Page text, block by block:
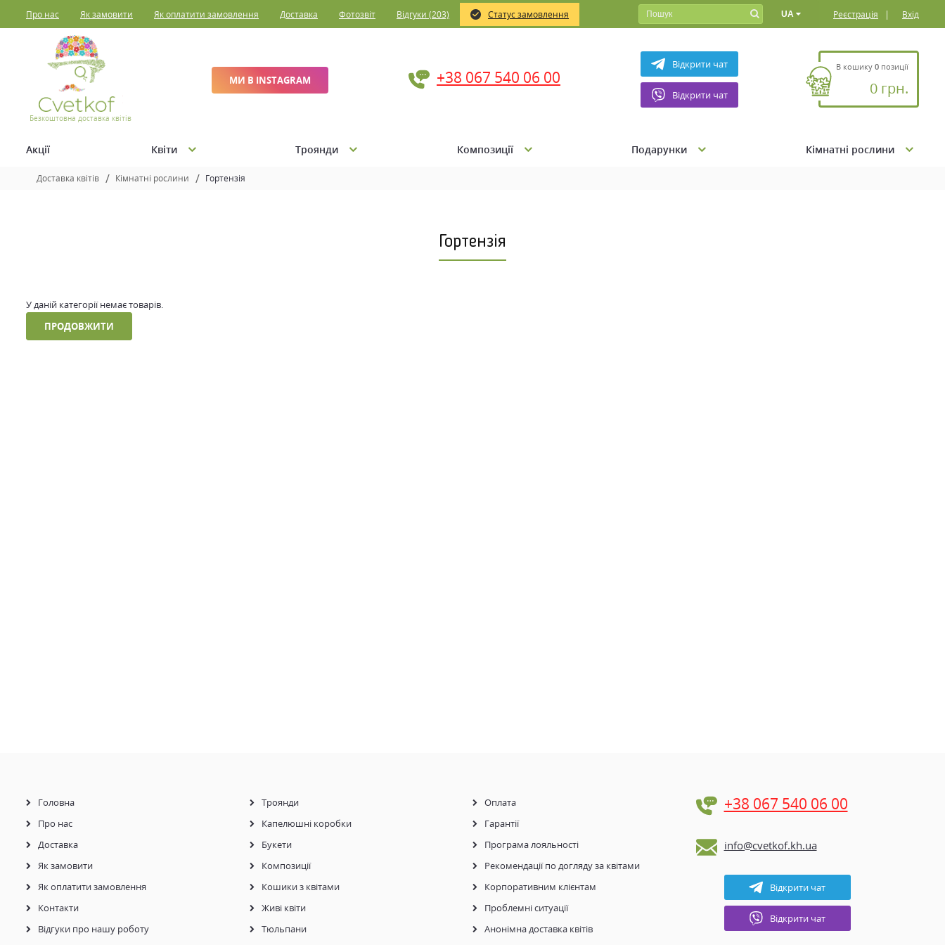
Про нас Як замовити Як оплатити замовлення Доставка Фотозвіт Відгуки (203) Статус замовлення UA Реєстрація | Вхід
Безкоштовна доставка квітів
МИ В INSTAGRAM +38 067 540 06 00
Відкрити чат
Відкрити чат
В кошику 0 позиції
0 грн.
Акції Квіти Троянди Композиції Подарунки Кімнатні рослини
Доставка квітів Кімнатні рослини Гортензія
Гортензія
У даній категорії немає товарів.
ПРОДОВЖИТИ
Головна
Про нас
Доставка
Як замовити
Як оплатити замовлення
Контакти
Відгуки про нашу роботу
Троянди
Капелюшні коробки
Букети
Композиції
Кошики з квітами
Живі квіти
Тюльпани
Оплата
Гарантії
Програма лояльності
Рекомендації по догляду за квітами
Корпоративним клієнтам
Проблемні ситуації
Анонімна доставка квітів
+38 067 540 06 00
info@cvetkof.kh.ua
Відкрити чат
Відкрити чат